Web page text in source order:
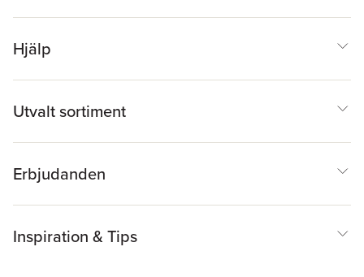
Hjälp
Utvalt sortiment
Erbjudanden
Inspiration & Tips